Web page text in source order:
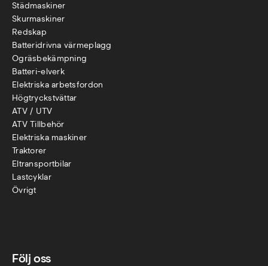
Städmaskiner
Skurmaskiner
Redskap
Batteridrivna värmeplagg
Ogräsbekämpning
Batteri-elverk
Elektriska arbetsfordon
Högtryckstvättar
ATV / UTV
ATV Tillbehör
Elektriska maskiner
Traktorer
Eltransportbilar
Lastcyklar
Övrigt
Följ oss